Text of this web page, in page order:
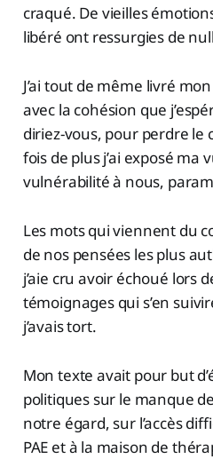
craqué. De vieilles
libéré ont ressurgies de
J’ai tout de même livré
avec la cohésion que
diriez-vous, pour perdre le
fois de plus j’ai exposé
vulnérabilité à nous,
Les mots qui viennent du
de nos pensées les plus
j’aie cru avoir échoué lors
témoignages qui s’en
j’avais tort.
Mon texte avait pour but
politiques sur le manque
notre égard, sur l’accès
PAE et à la maison de